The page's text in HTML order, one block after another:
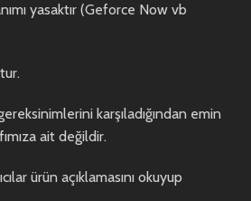
yasaktır (Geforce Now vb
karşıladığından emin
ait değildir.
ürün açıklamasını okuyup